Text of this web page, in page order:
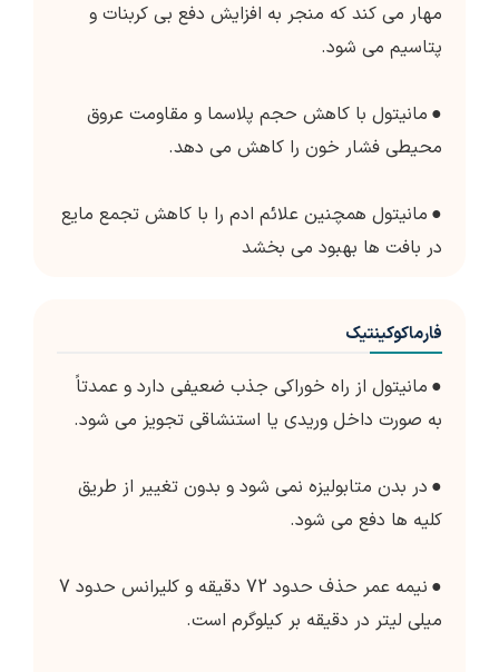
مهار می کند که منجر به افزایش دفع بی کربنات و
پتاسیم می شود.
● مانیتول با کاهش حجم پلاسما و مقاومت عروق
محیطی فشار خون را کاهش می دهد.
● مانیتول همچنین علائم ادم را با کاهش تجمع مایع
در بافت ها بهبود می بخشد
فارماکوکینتیک
● مانیتول از راه خوراکی جذب ضعیفی دارد و عمدتاً
به صورت داخل وریدی یا استنشاقی تجویز می شود.
● در بدن متابولیزه نمی شود و بدون تغییر از طریق
کلیه ها دفع می شود.
●
نیمه عمر حذف حدود 72 دقیقه و کلیرانس حدود 7
میلی لیتر در دقیقه بر کیلوگرم است.